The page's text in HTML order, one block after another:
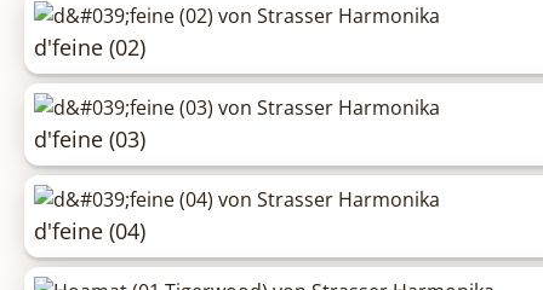
d'feine (02)
d'feine (03)
d'feine (04)